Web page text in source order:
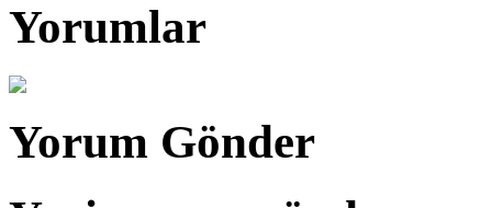
Yorumlar
Yorum Gönder